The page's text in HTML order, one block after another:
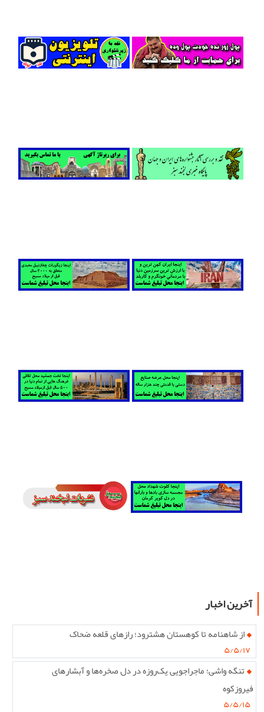
آخرین اخبار
از شاهنامه تا کوهستان هشترود؛ رازهای قلعه ضحاک
۵/۵/۱۷
تنگه واشی؛ ماجراجویی یک‌روزه در دل صخره‌ها و آبشارهای
فیروزکوه
۵/۵/۱۵